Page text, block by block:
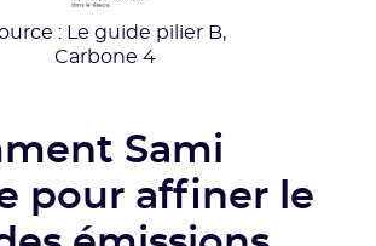
: Le guide pilier B,
Carbone 4
Sami
pour affiner le